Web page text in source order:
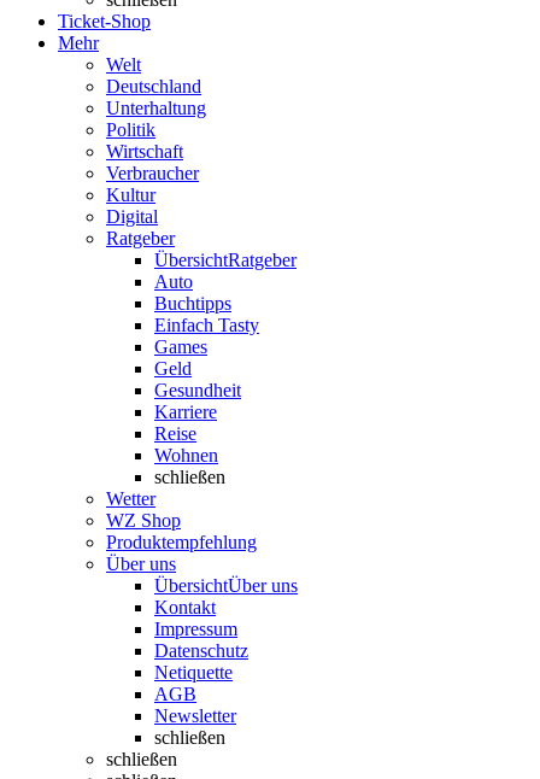
Ticket-Shop
Mehr
Welt
Deutschland
Unterhaltung
Politik
Wirtschaft
Verbraucher
Kultur
Digital
Ratgeber
ÜbersichtRatgeber
Auto
Buchtipps
Einfach Tasty
Games
Geld
Gesundheit
Karriere
Reise
Wohnen
schließen
Wetter
WZ Shop
Produktempfehlung
Über uns
ÜbersichtÜber uns
Kontakt
Impressum
Datenschutz
Netiquette
AGB
Newsletter
schließen
schließen